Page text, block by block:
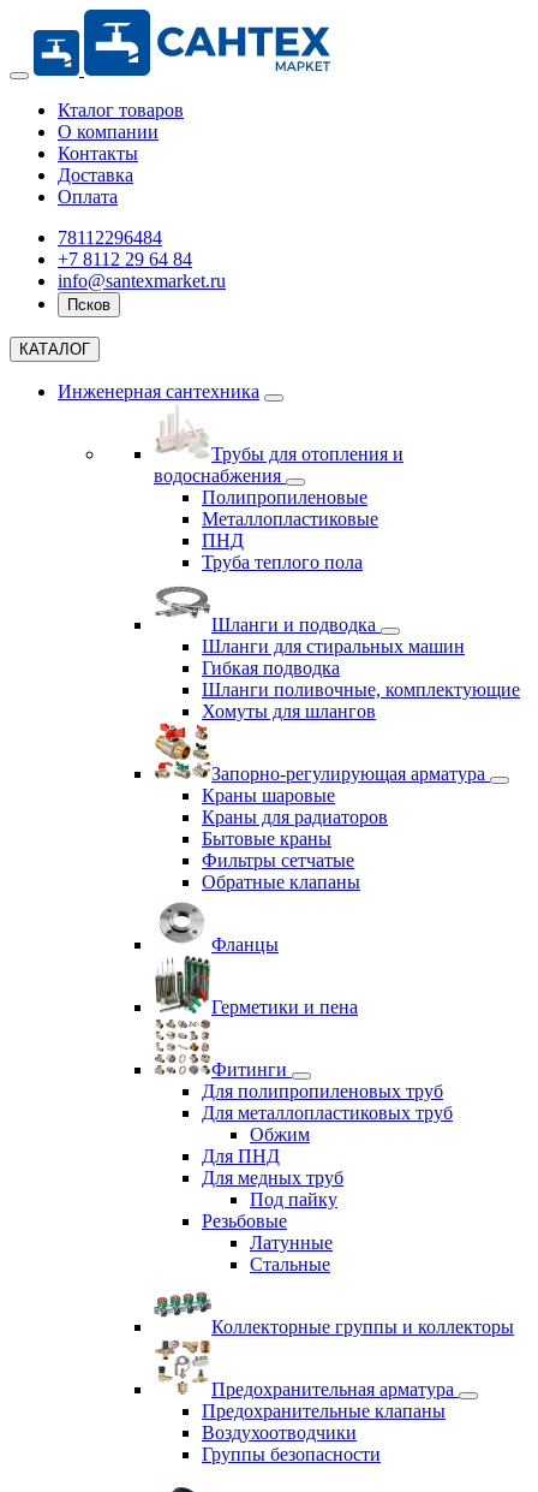
Кталог товаров
О компании
Контакты
Доставка
Оплата
78112296484
+7 8112 29 64 84
info@santexmarket.ru
Псков
КАТАЛОГ
Инженерная сантехника
Трубы для отопления и
водоснабжения
Полипропиленовые
Металлопластиковые
ПНД
Труба теплого пола
Шланги и подводка
Шланги для стиральных машин
Гибкая подводка
Шланги поливочные, комплектующие
Хомуты для шлангов
Запорно-регулирующая арматура
Краны шаровые
Краны для радиаторов
Бытовые краны
Фильтры сетчатые
Обратные клапаны
Фланцы
Герметики и пена
Фитинги
Для полипропиленовых труб
Для металлопластиковых труб
Обжим
Для ПНД
Для медных труб
Под пайку
Резьбовые
Латунные
Cтальные
Коллекторные группы и коллекторы
Предохранительная арматура
Предохранительные клапаны
Воздухоотводчики
Группы безопасности